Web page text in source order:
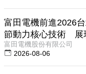
富田電機前進2026
節動力核心技術 展
富田電機股份有限公司
2026-08-06